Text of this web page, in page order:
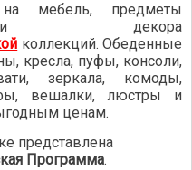
на мебель, предметы
и декора
коллекций. Обеденные
кресла, пуфы, консоли,
зеркала, комоды,
вешалки, люстры и
ценам.
представлена
Программа.